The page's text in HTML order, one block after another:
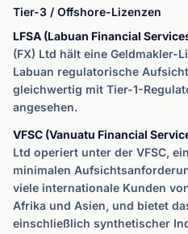
Tier-3 / Offshore-Lizenzen
LFSA (Labuan Financial
(FX) Ltd hält eine Geldmakler-
Labuan regulatorische
gleichwertig mit Tier-1-
angesehen.
VFSC (Vanuatu Financial
Ltd operiert unter der VFSC,
minimalen
viele internationale Kunden
Afrika und Asien, und bietet
einschließlich synthetischer